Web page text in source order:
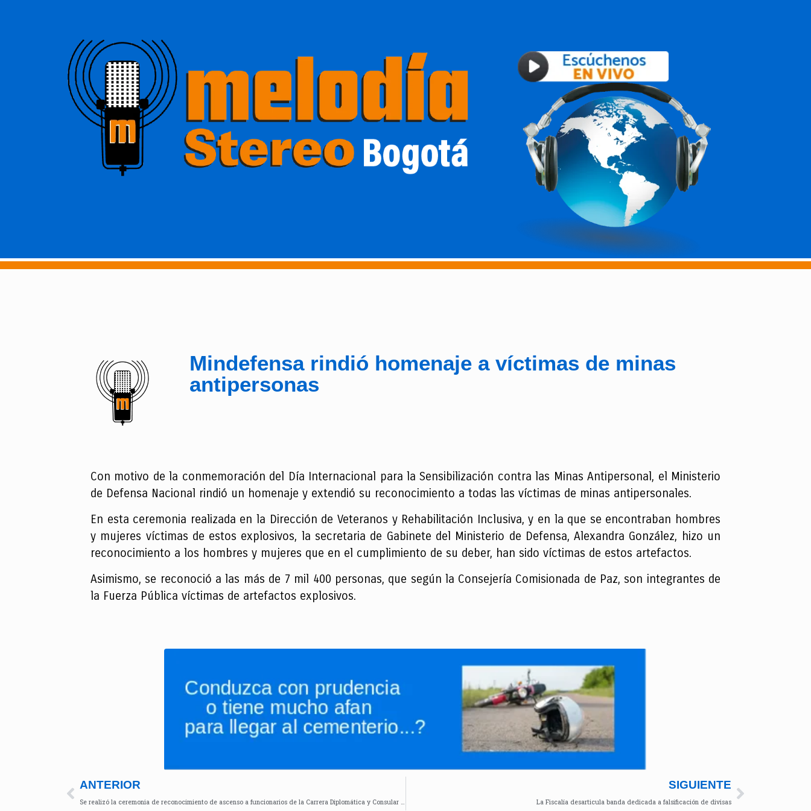
Mindefensa rindió homenaje a víctimas de minas
antipersonas
Con motivo de la conmemoración del Día Internacional para la Sensibilización contra las Minas Antipersonal, el Ministerio
de Defensa Nacional rindió un homenaje y extendió su reconocimiento a todas las víctimas de minas antipersonales.
En esta ceremonia realizada en la Dirección de Veteranos y Rehabilitación Inclusiva, y en la que se encontraban hombres
y mujeres víctimas de estos explosivos, la secretaria de Gabinete del Ministerio de Defensa, Alexandra González, hizo un
reconocimiento a los hombres y mujeres que en el cumplimiento de su deber, han sido víctimas de estos artefactos.
Asimismo, se reconoció a las más de 7 mil 400 personas, que según la Consejería Comisionada de Paz, son integrantes de
la Fuerza Pública víctimas de artefactos explosivos.
ANTERIOR SIGUIENTE
La Fiscalía desarticula banda dedicada a falsificación de divisas